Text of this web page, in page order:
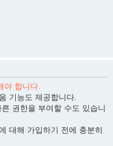
야 합니다.
기능도 제공합니다.
권한을 부여할 수도 있습니
대해 가입하기 전에 충분히